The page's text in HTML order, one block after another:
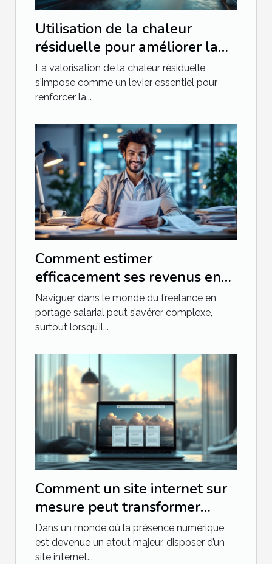
Utilisation de la chaleur
résiduelle pour améliorer la
compétitivité industrielle
La valorisation de la chaleur résiduelle
s'impose comme un levier essentiel pour
renforcer la...
Comment estimer
efficacement ses revenus en
tant que freelance en portage
salarial
Naviguer dans le monde du freelance en
portage salarial peut s’avérer complexe,
surtout lorsqu’il...
Comment un site internet sur
mesure peut transformer
votre entreprise
Dans un monde où la présence numérique
est devenue un atout majeur, disposer d’un
site internet...